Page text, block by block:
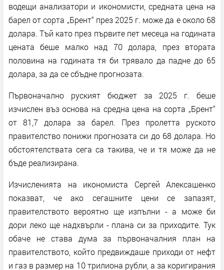
водещи анализатори и икономисти, средната цена на
барел от сорта „Брент“ през 2025 г. може да е около 68
долара. Тъй като през първите пет месеца на годината
цената беше малко над 70 долара, през втората
половина на годината тя би трявало да падне до 65
долара, за да се сбъдне прогнозата.
Първоначално руският бюджет за 2025 г. беше
изчислен въз основа на средна цена на сорта „Брент“
от 81,7 долара за барел. През пролетта руското
правителство понижи прогнозата си до 68 долара. Но
обстоятелствата сега са такива, че и тя може да не
бъде реализирана.
Изчисленията на икономиста Сергей Алексашенко
показват, че ако сегашните цени се запазят,
правителството вероятно ще изпълни - а може би
дори леко ще надхвърли - плана си за приходите. Тук
обаче не става дума за първоначалния план на
правителството, който предвиждаше приходи от нефт
и газ в размер на 10 трилиона рубли, а за коригирания